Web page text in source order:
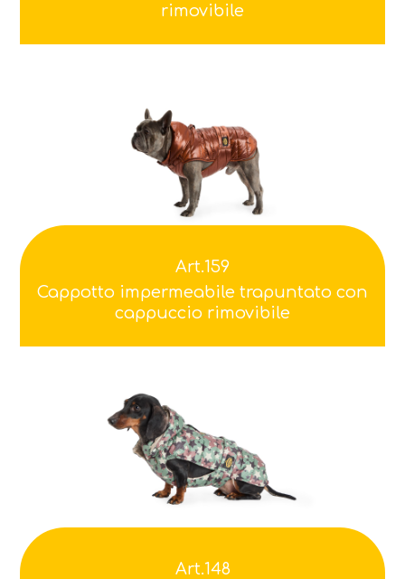
rimovibile
Art.159
Cappotto impermeabile trapuntato con
cappuccio rimovibile
Art.148